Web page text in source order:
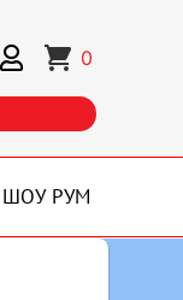
0
ШОУ РУМ